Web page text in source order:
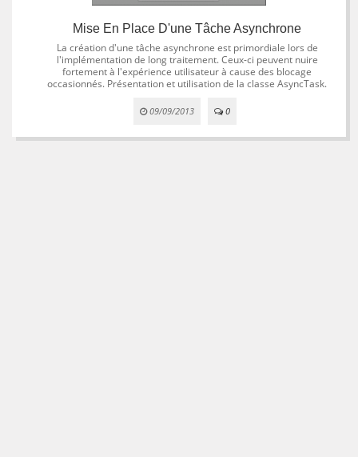
Mise En Place D'une Tâche Asynchrone
La création d'une tâche asynchrone est primordiale lors de
l'implémentation de long traitement. Ceux-ci peuvent nuire
fortement à l'expérience utilisateur à cause des blocage
occasionnés. Présentation et utilisation de la classe AsyncTask.
09/09/2013 0